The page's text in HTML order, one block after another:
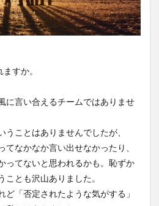
すか。
に言い合えるチームではありませ
ことはありませんでしたが、
てなかなか言い出せなかったり、
ってないと思われるかも。恥ずか
ことも沢山ありました。
ど「否定されたような気がする」